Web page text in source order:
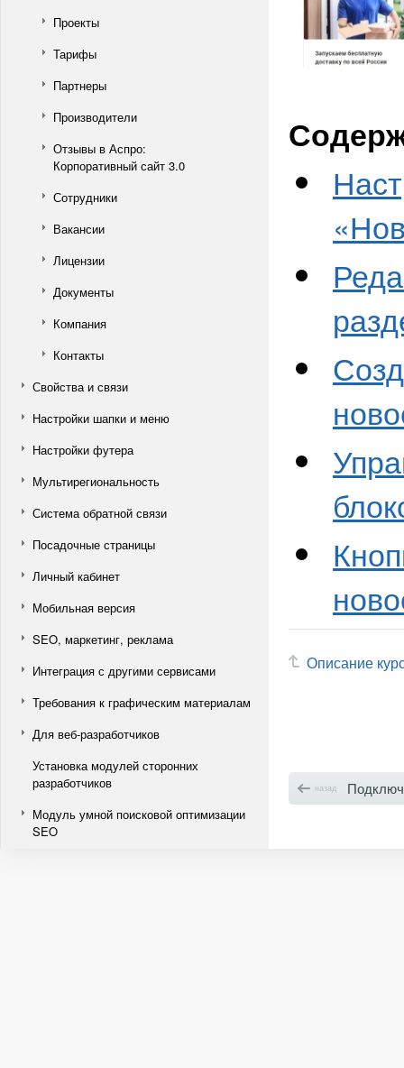
Проекты
Тарифы
Партнеры
Производители
Отзывы в Аспро:
Корпоративный сайт 3.0
Сотрудники
Вакансии
Лицензии
Документы
Компания
Контакты
Свойства и связи
Настройки шапки и меню
Настройки футера
Мультирегиональность
Система обратной связи
Посадочные страницы
Личный кабинет
Мобильная версия
SEO, маркетинг, реклама
Интеграция с другими сервисами
Требования к графическим материалам
Для веб-разработчиков
Установка модулей сторонних
разработчиков
Модуль умной поисковой оптимизации
SEO
Описание
назад Подключение